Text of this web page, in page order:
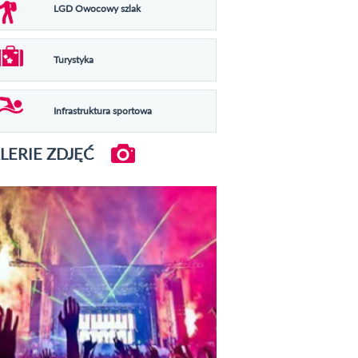
LGD Owocowy szlak
Turystyka
Infrastruktura sportowa
ZDJĘĆ